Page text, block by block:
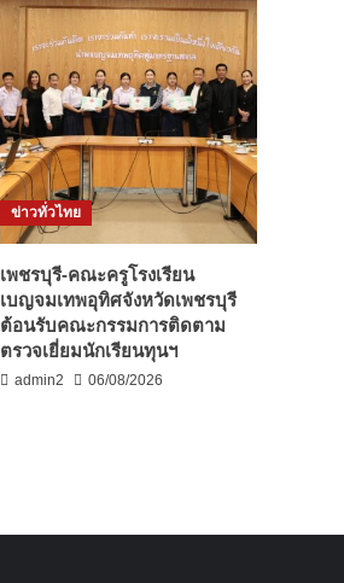
ข่าวทั่วไทย
เพชรบุรี-คณะครูโรงเรียน
เบญจมเทพอุทิศจังหวัดเพชรบุรี
ต้อนรับคณะกรรมการติดตาม
ตรวจเยี่ยมนักเรียนทุนฯ
admin2 06/08/2026